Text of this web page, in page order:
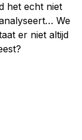
het echt niet
We
er niet altijd